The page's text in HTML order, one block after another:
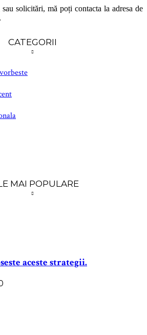
solicitări, mă poți contacta la adresa de
CATEGORII
MAI POPULARE
aceste strategii.